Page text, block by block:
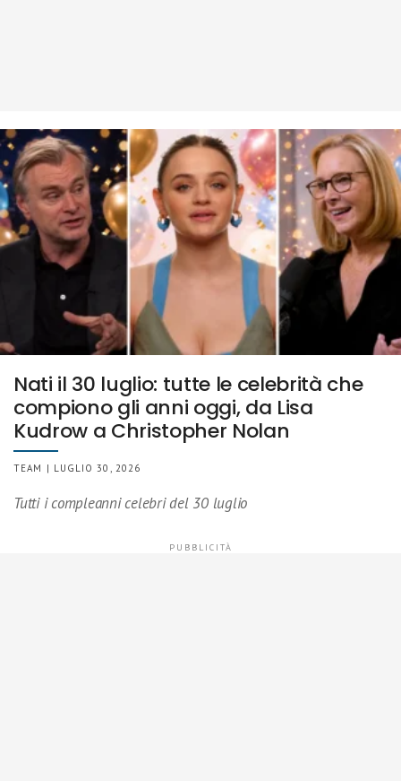
Nati il 30 luglio: tutte le celebrità che
compiono gli anni oggi, da Lisa
Kudrow a Christopher Nolan
TEAM | LUGLIO 30, 2026
Tutti i compleanni celebri del 30 luglio